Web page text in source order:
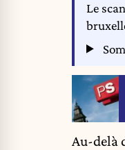
Le
Au-delà